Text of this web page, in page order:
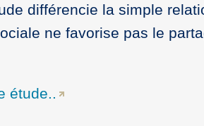
différencie la simple
ne favorise pas le
étude..